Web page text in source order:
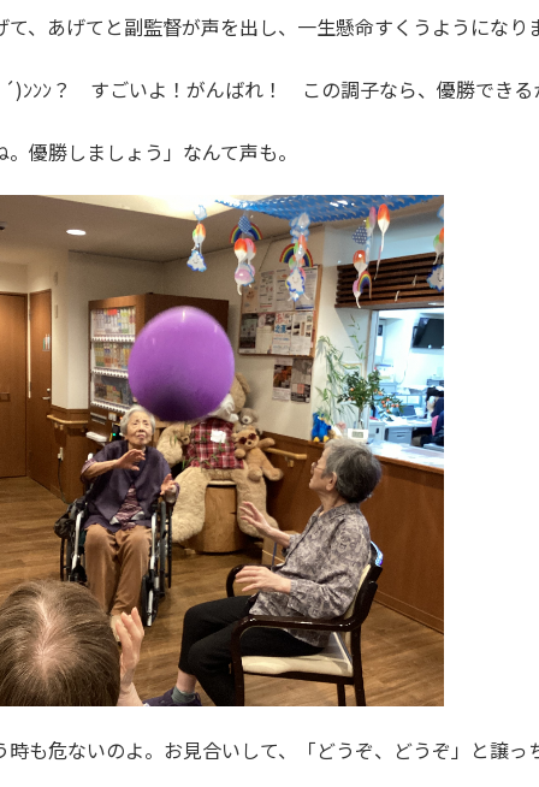
て、あげてと副監督が声を出し、一生懸命すくうようになり
ﾝﾝﾝ？ すごいよ！がんばれ！ この調子なら、優勝できる
。優勝しましょう」なんて声も。
時も危ないのよ。お見合いして、「どうぞ、どうぞ」と譲っ